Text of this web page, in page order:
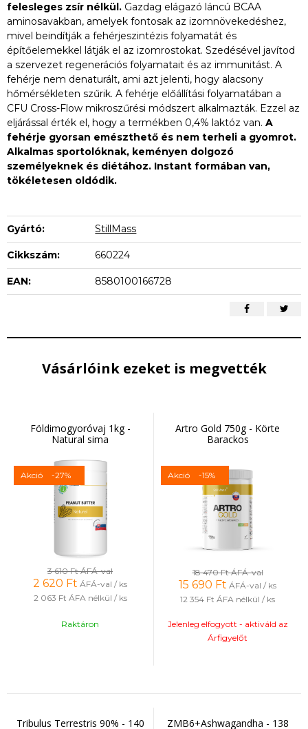
felesleges zsír nélkül. Gazdag elágazó láncú BCAA
aminosavakban, amelyek fontosak az izomnövekedéshez,
mivel beindítják a fehérjeszintézis folyamatát és
építőelemekkel látják el az izomrostokat. Szedésével javítod
a szervezet regenerációs folyamatait és az immunitást. A
fehérje nem denaturált, ami azt jelenti, hogy alacsony
hőmérsékleten szűrik. A fehérje előállítási folyamatában a
CFU Cross-Flow mikroszűrési módszert alkalmazták. Ezzel az
eljárással érték el, hogy a termékben 0,4% laktóz van. A
fehérje gyorsan emészthető és nem terheli a gyomrot.
Alkalmas sportolóknak, keményen dolgozó
személyeknek és diétához. Instant formában van,
tökéletesen oldódik.
Gyártó: StillMass
Cikkszám: 660224
EAN: 8580100166728
Vásárlóink ezeket is megvették
Földimogyoróvaj 1kg -
Natural sima
Akció -27%
3 610 FtÁFÁ-val
2 620 Ft ÁFÁ-val / ks
2 063 Ft ÁFA nélkül / ks
Raktáron
Artro Gold 750g - Körte
Barackos
Akció -15%
18 470 FtÁFÁ-val
15 690 Ft ÁFÁ-val / ks
12 354 Ft ÁFA nélkül / ks
Jelenleg elfogyott - aktiváld az
Árfigyelőt
Tribulus Terrestris 90% - 140
ZMB6+Ashwagandha - 138